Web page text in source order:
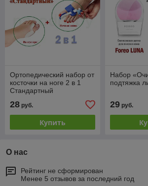
Ортопедический набор от
косточки на ноге 2 в 1
Стандартный
28 руб.
Купить
Набор
подтяжка
29руб.
О нас
Рейтинг не сформирован
Менее 5 отзывов за последний год